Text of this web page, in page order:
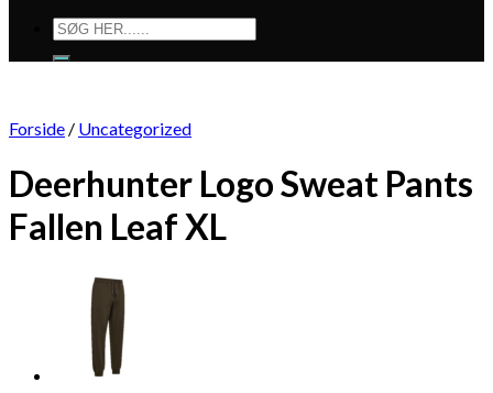
Søg
efter:
Forside / Uncategorized
Deerhunter Logo Sweat Pants
Fallen Leaf XL